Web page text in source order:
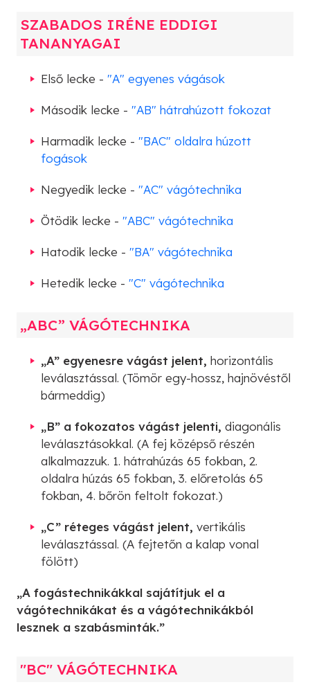
SZABADOS IRÉNE EDDIGI
TANANYAGAI
Első lecke - "A" egyenes vágások
Második lecke - "AB" hátrahúzott fokozat
Harmadik lecke - "BAC" oldalra húzott
fogások
Negyedik lecke - "AC" vágótechnika
Ötödik lecke - "ABC" vágótechnika
Hatodik lecke - "BA" vágótechnika
Hetedik lecke - "C" vágótechnika
„ABC” VÁGÓTECHNIKA
„A” egyenesre vágást jelent, horizontális
leválasztással. (Tömör egy-hossz, hajnövéstől
bármeddig)
„B” a fokozatos vágást jelenti, diagonális
leválasztásokkal. (A fej középső részén
alkalmazzuk. 1. hátrahúzás 65 fokban, 2.
oldalra húzás 65 fokban, 3. előretolás 65
fokban, 4. bőrön feltolt fokozat.)
„C” réteges vágást jelent, vertikális
leválasztással. (A fejtetőn a kalap vonal
fölött)
„A fogástechnikákkal sajátítjuk el a
vágótechnikákat és a vágótechnikákból
lesznek a szabásminták.”
"BC" VÁGÓTECHNIKA